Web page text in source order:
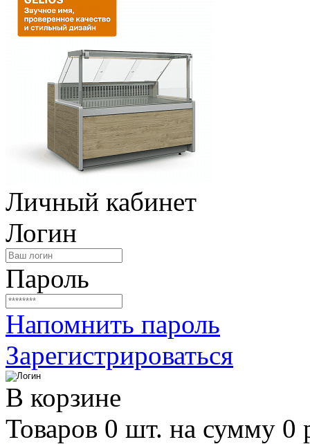
Личный кабинет
Логин
Пароль
Напомнить пароль
Зарегистрироваться
В корзине
Товаров 0 шт. на сумму 0